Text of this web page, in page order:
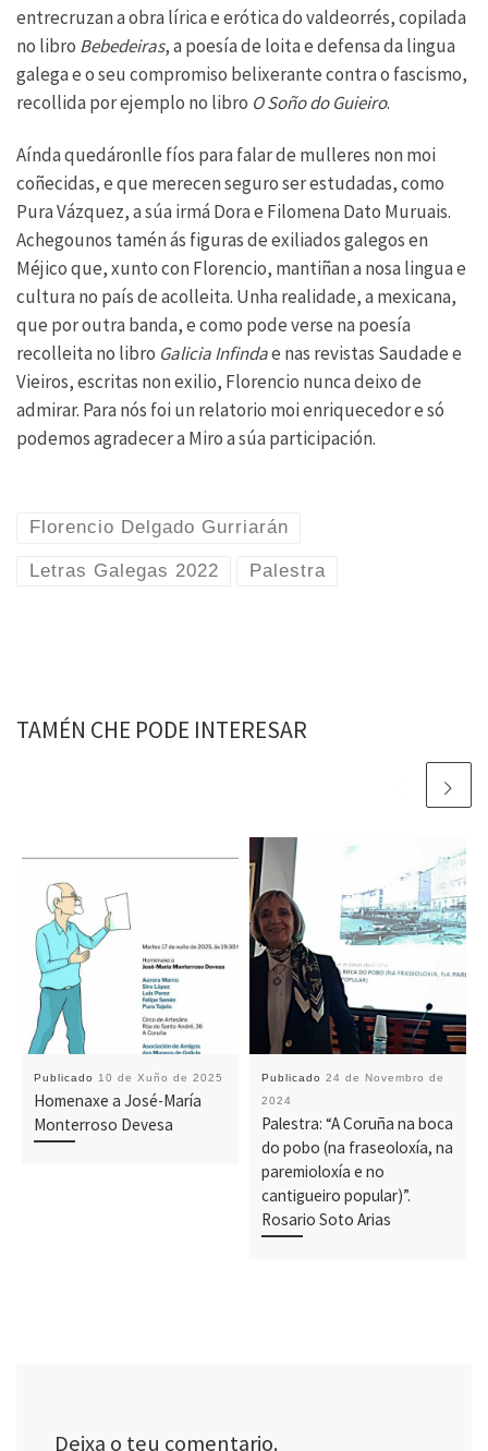
entrecruzan a obra lírica e erótica do valdeorrés, copilada
no libro Bebedeiras, a poesía de loita e defensa da lingua
galega e o seu compromiso belixerante contra o fascismo,
recollida por ejemplo no libro O Soño do Guieiro.
Aínda quedáronlle fíos para falar de mulleres non moi
coñecidas, e que merecen seguro ser estudadas, como
Pura Vázquez, a súa irmá Dora e Filomena Dato Muruais.
Achegounos tamén ás figuras de exiliados galegos en
Méjico que, xunto con Florencio, mantiñan a nosa lingua e
cultura no país de acolleita. Unha realidade, a mexicana,
que por outra banda, e como pode verse na poesía
recolleita no libro Galicia Infindae nas revistas Saudade e
Vieiros, escritas non exilio, Florencio nunca deixo de
admirar. Para nós foi un relatorio moi enriquecedor e só
podemos agradecer a Miro a súa participación.
Florencio Delgado Gurriarán
Letras Galegas 2022 Palestra
TAMÉN CHE PODE INTERESAR
Publicado 10 de Xuño de 2025
Homenaxe a José-María
Monterroso Devesa
Publicado 24 de Novembro de
2024
Palestra: “A Coruña na boca
do pobo (na fraseoloxía, na
paremioloxía e no
cantigueiro popular)”.
Rosario Soto Arias
Deixa o teu comentario.